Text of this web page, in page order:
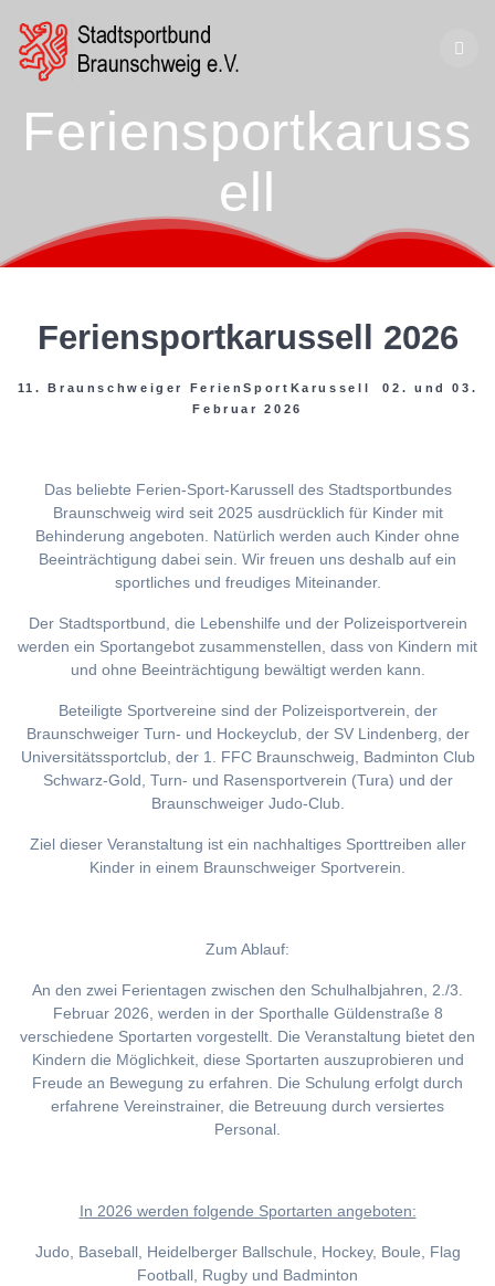
Feriensportkaruss
ell
Feriensportkarussell 2026
11. Braunschweiger FerienSportKarussell 02. und 03.
Februar 2026
Das beliebte Ferien-Sport-Karussell des Stadtsportbundes
Braunschweig wird seit 2025 ausdrücklich für Kinder mit
Behinderung angeboten. Natürlich werden auch Kinder ohne
Beeinträchtigung dabei sein. Wir freuen uns deshalb auf ein
sportliches und freudiges Miteinander.
Der Stadtsportbund, die Lebenshilfe und der Polizeisportverein
werden ein Sportangebot zusammenstellen, dass von Kindern mit
und ohne Beeinträchtigung bewältigt werden kann.
Beteiligte Sportvereine sind der Polizeisportverein, der
Braunschweiger Turn- und Hockeyclub, der SV Lindenberg, der
Universitätssportclub, der 1. FFC Braunschweig, Badminton Club
Schwarz-Gold, Turn- und Rasensportverein (Tura) und der
Braunschweiger Judo-Club.
Ziel dieser Veranstaltung ist ein nachhaltiges Sporttreiben aller
Kinder in einem Braunschweiger Sportverein.
Zum Ablauf:
An den zwei Ferientagen zwischen den Schulhalbjahren, 2./3.
Februar 2026, werden in der Sporthalle Güldenstraße 8
verschiedene Sportarten vorgestellt. Die Veranstaltung bietet den
Kindern die Möglichkeit, diese Sportarten auszuprobieren und
Freude an Bewegung zu erfahren. Die Schulung erfolgt durch
erfahrene Vereinstrainer, die Betreuung durch versiertes
Personal.
In 2026 werden folgende Sportarten angeboten:
Judo, Baseball, Heidelberger Ballschule, Hockey, Boule, Flag
Football, Rugby und Badminton